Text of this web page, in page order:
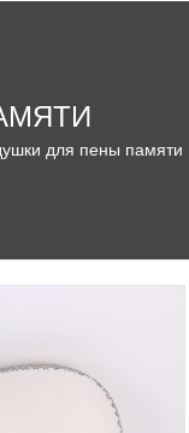
для пены памяти